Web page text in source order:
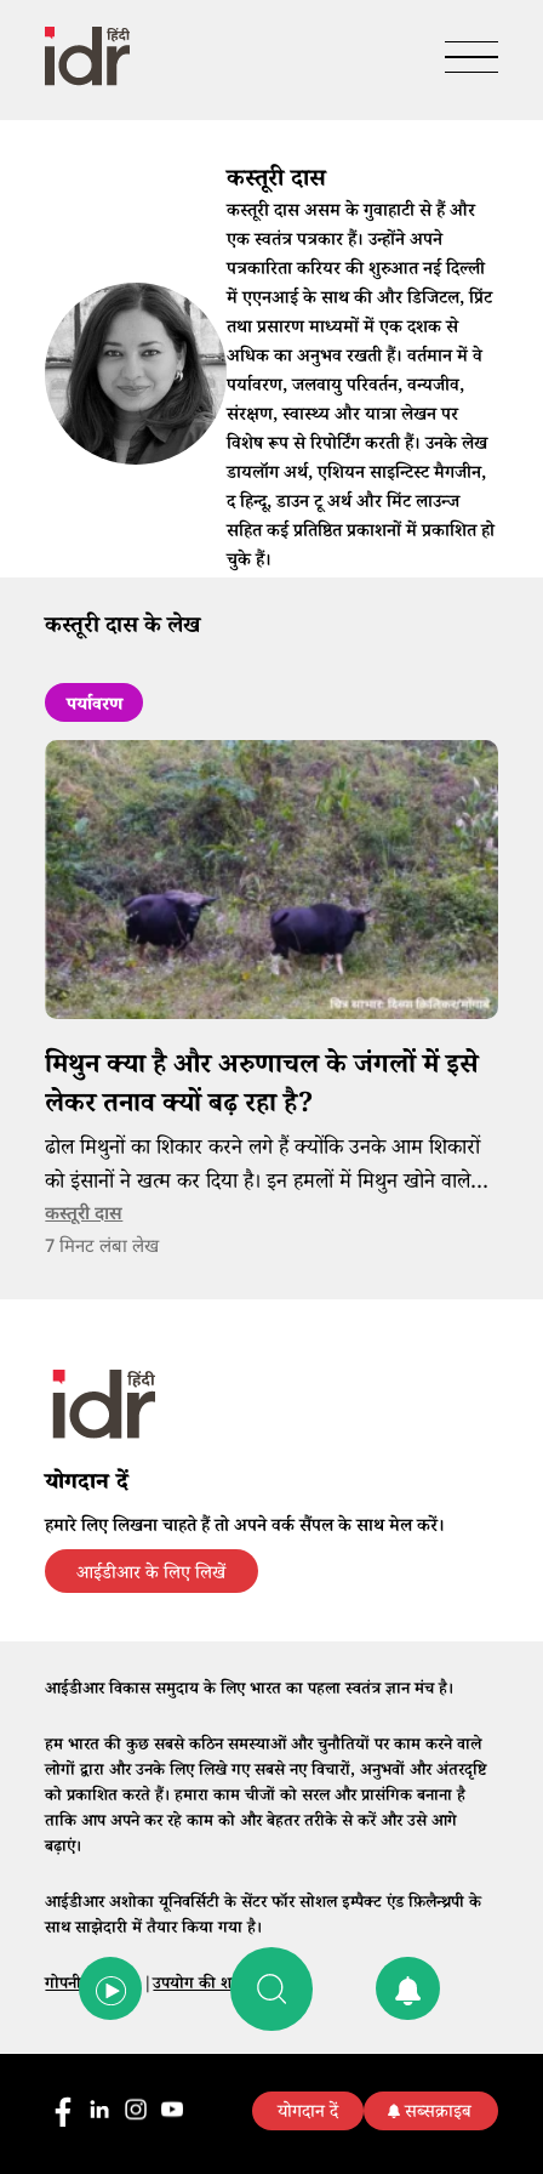
कस्तूरी दास
कस्तूरी दास असम के गुवाहाटी से हैं और
एक स्वतंत्र पत्रकार हैं। उन्होंने अपने
पत्रकारिता करियर की शुरुआत नई दिल्ली
में एएनआई के साथ की और डिजिटल, प्रिंट
तथा प्रसारण माध्यमों में एक दशक से
अधिक का अनुभव रखती हैं। वर्तमान में वे
पर्यावरण, जलवायु परिवर्तन, वन्यजीव,
संरक्षण, स्वास्थ्य और यात्रा लेखन पर
विशेष रूप से रिपोर्टिंग करती हैं। उनके लेख
डायलॉग अर्थ, एशियन साइन्टिस्ट मैगजीन,
द हिन्दू, डाउन टू अर्थ और मिंट लाउन्ज
सहित कई प्रतिष्ठित प्रकाशनों में प्रकाशित हो
चुके हैं।
कस्तूरी दास के लेख
पर्यावरण
मिथुन क्या है और अरुणाचल के जंगलों में इसे
लेकर तनाव क्यों बढ़ रहा है?
ढोल मिथुनों का शिकार करने लगे हैं क्योंकि उनके आम शिकारों
को इंसानों ने खत्म कर दिया है। इन हमलों में मिथुन खोने वाले
किसान परेशान हैं क्योंकि वे आर्थिक रूप से इन्हीं पर निर्भर है।
कस्तूरी दास
7 मिनट लंबा लेख
योगदान दें
हमारे लिए लिखना चाहते हैं तो अपने वर्क सैंपल के साथ मेल करें।
आईडीआर के लिए लिखें
आईडीआर विकास समुदाय के लिए भारत का पहला स्वतंत्र ज्ञान मंच है।
हम भारत की कुछ सबसे कठिन समस्याओं और चुनौतियों पर काम करने वाले
लोगों द्वारा और उनके लिए लिखे गए सबसे नए विचारों, अनुभवों और अंतरदृष्टि
को प्रकाशित करते हैं। हमारा काम चीजों को सरल और प्रासंगिक बनाना है
ताकि आप अपने कर रहे काम को और बेहतर तरीके से करें और उसे आगे
बढ़ाएं।
आईडीआर अशोका यूनिवर्सिटी के सेंटर फॉर सोशल इम्पैक्ट एंड फ़िलैन्थ्रपी के
साथ साझेदारी में तैयार किया गया है।
गोपनीयता नीति |उपयोग की शर्तें |संपर्क
योगदान दें सब्सक्राइब